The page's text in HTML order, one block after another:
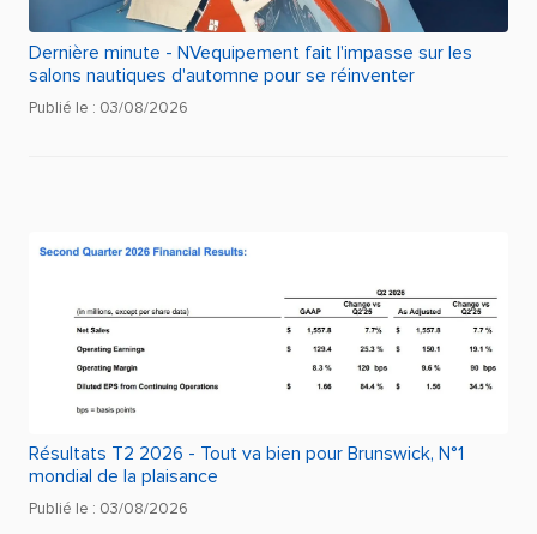
Dernière minute - NVequipement fait l'impasse sur les
salons nautiques d'automne pour se réinventer
Publié le : 03/08/2026
Résultats T2 2026 - Tout va bien pour Brunswick, N°1
mondial de la plaisance
Publié le : 03/08/2026